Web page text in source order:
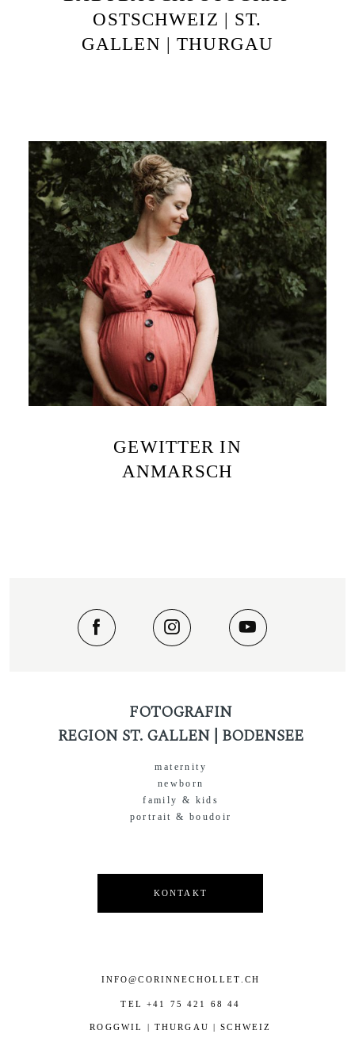
OSTSCHWEIZ | ST.
GALLEN | THURGAU
GEWITTER IN
ANMARSCH
FOTOGRAFIN
REGION ST. GALLEN | BODENSEE
INFO@CORINNECHOLLET.CH
TEL +41 75 421 68 44
maternity
newborn
family & kids
portrait & boudoir
ROGGWIL | THURGAU | SCHWEIZ
KONTAKT